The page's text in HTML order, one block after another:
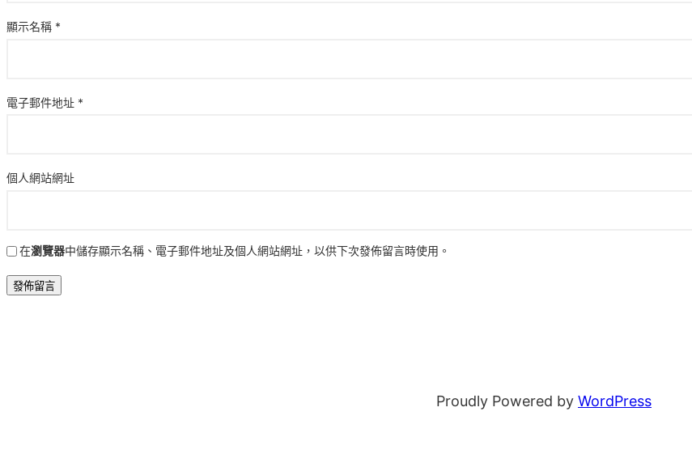
顯示名稱 *
電子郵件地址 *
個人網站網址
在瀏覽器中儲存顯示名稱、電子郵件地址及個人網站網址，以供下次發佈留言時使用。
Proudly Powered by WordPress